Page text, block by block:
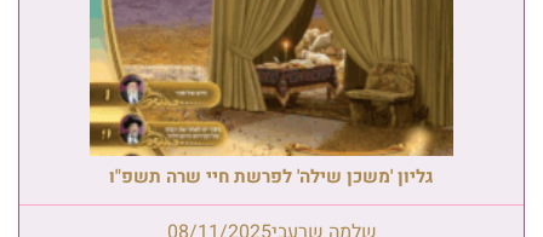
גליון 'משכן שילה' לפרשת חיי שרה תשפ"ו